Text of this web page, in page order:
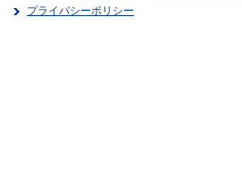
プライバシーポリシー